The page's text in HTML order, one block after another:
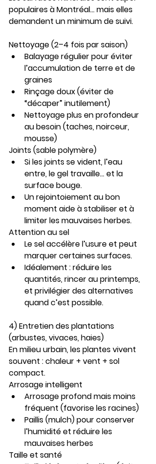
populaires à Montréal… mais elles
demandent un minimum de suivi.
Nettoyage (2–4 fois par saison)
Balayage régulier pour éviter
l’accumulation de terre et de
graines
Rinçage doux (éviter de
“décaper” inutilement)
Nettoyage plus en profondeur
au besoin (taches, noirceur,
mousse)
Joints (sable polymère)
Si les joints se vident, l’eau
entre, le gel travaille… et la
surface bouge.
Un rejointoiement au bon
moment aide à stabiliser et à
limiter les mauvaises herbes.
Attention au sel
Le sel accélère l’usure et peut
marquer certaines surfaces.
Idéalement : réduire les
quantités, rincer au printemps,
et privilégier des alternatives
quand c’est possible.
4) Entretien des plantations
(arbustes, vivaces, haies)
En milieu urbain, les plantes vivent
souvent : chaleur + vent + sol
compact.
Arrosage intelligent
Arrosage profond mais moins
fréquent (favorise les racines)
Paillis (mulch) pour conserver
l’humidité et réduire les
mauvaises herbes
Taille et santé